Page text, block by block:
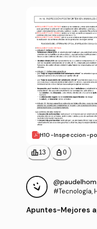
H10-Inspeccion-
asto.pdf
leaderboard13 personal_bag 0
@paudelhom
#Tecnología,
Apuntes-Mejores